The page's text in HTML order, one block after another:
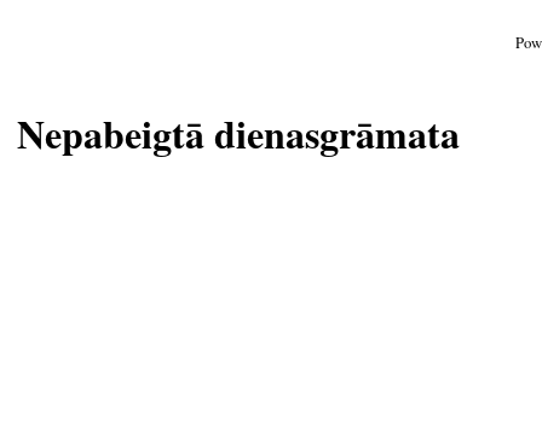
Nepabeigtā dienasgrāmata